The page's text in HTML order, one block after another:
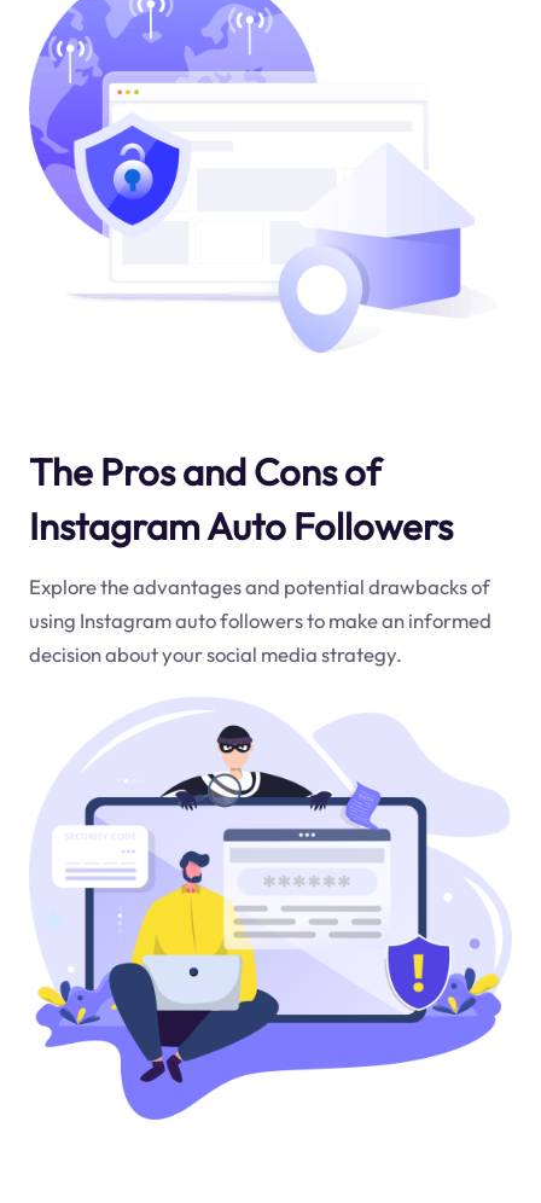
The Pros and Cons of
Instagram Auto Followers
Explore the advantages and potential drawbacks of
using Instagram auto followers to make an informed
decision about your social media strategy.